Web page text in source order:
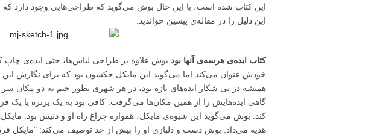
این کتاب شده است، با این حال بوش می‌گوید که طراحی‌هایی وجود دارد که به
این دلیل را در مقاله‌ی پیشین خواندید.
کتاب ایده‌ی هرسه‌ی آنها بود بوش علاوه بر طراحی لباس‌ها، حتی ایده‌ی چاپ
خودش عنوان می‌کند اما می‌گوید این مایکل جکسون بود که برای نگارش این
گاهی ایده‌هایش را از همین مکان‌ها می‌گرفت. کافی بود به یک پرتره یا یک
کند. بوش می‌گوید این شیوه‌ی مایکل، همواره چراغ راه او و دنیس بود.
هدیه می‌داد. بوش دست و دلبازی او را بیش از حد توصیف می‌کند: "مایکل فرد